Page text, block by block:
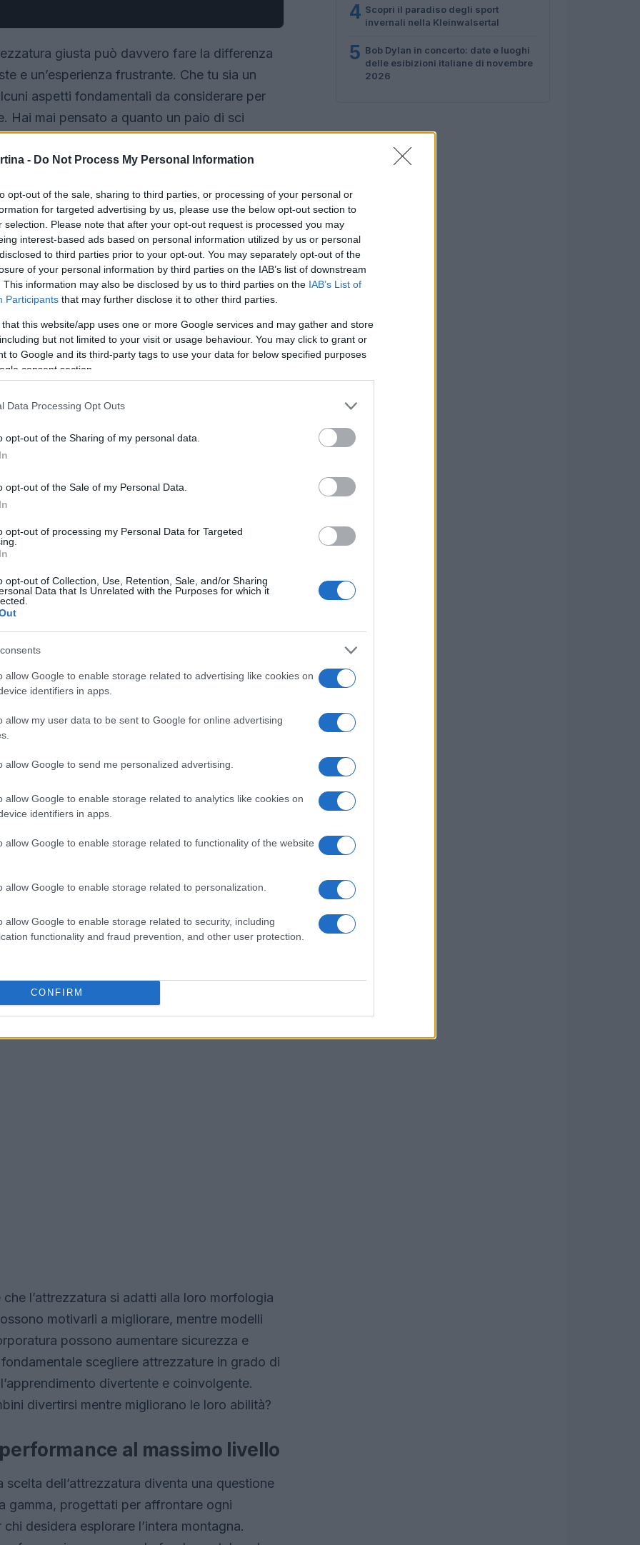
- Do Not Process My Personal Information
opt-out of the sale, sharing to third parties, or processing of your personal or
for targeted advertising by us, please use the below opt-out section to
selection. Please note that after your opt-out request is processed you may
interest-based ads based on personal information utilized by us or personal
to third parties prior to your opt-out. You may separately opt-out of the
of your personal information by third parties on the IAB’s list of downstream
This information may also be disclosed by us to third parties on the IAB’s List of
Participants that may further disclose it to other third parties.
that this website/app uses one or more Google services and may gather and store
but not limited to your visit or usage behaviour. You may click to grant or
to Google and its third-party tags to use your data for below specified purposes
consent section.
Data Processing Opt Outs
opt-out of the Sharing of my personal data.
opt-out of the Sale of my Personal Data.
opt-out of processing my Personal Data for Targeted
opt-out of Collection, Use, Retention, Sale, and/or Sharing
Data that Is Unrelated with the Purposes for which it
allow Google to enable storage related to advertising like cookies on
identifiers in apps.
allow my user data to be sent to Google for online advertising
allow Google to send me personalized advertising.
allow Google to enable storage related to analytics like cookies on
identifiers in apps.
allow Google to enable storage related to functionality of the website
allow Google to enable storage related to personalization.
allow Google to enable storage related to security, including
functionality and fraud prevention, and other user protection.
CONFIRM
giusta può davvero fare la differenza
e un’esperienza frustrante. Che tu sia un
aspetti fondamentali da considerare per
Hai mai pensato a quanto un paio di sci
la tua giornata? In questo articolo,
e gli snowboard in base al tuo livello di
sicurezza e fiducia sulle
volta allo sci, è cruciale scegliere
Gli sci progettati per i principianti,
acquisire sicurezza su piste verdi e blu. Ti
migliori per un principiante? I modelli più
al centro, facilitando così l’equilibrio e la
più importante. Gli sci destinati ai bambini,
un apprendimento sereno e senza timori.
indulgente, permettendo ai giovani sciatori di
che l’attrezzatura permetta loro di
e avanzati:
livello intermedio e avanzato sono alla ricerca
Qui, la stabilità e la reattività degli
quando si affrontano curve più aggressive o
intermedio, ad esempio, uno sci che
che sia leggero da trasportare è cruciale per
l’attrezzatura si adatti alla loro morfologia
motivarli a migliorare, mentre modelli
possono aumentare sicurezza e
scegliere attrezzature in grado di
divertente e coinvolgente.
divertirsi mentre migliorano le loro abilità?
al massimo livello
dell’attrezzatura diventa una questione
gamma, progettati per affrontare ogni
desidera esplorare l’intera montagna.
4 Scopri il paradiso degli sport
invernali nella Kleinwalsertal
5 Bob Dylan in concerto: date e luoghi
delle esibizioni italiane di novembre
2026